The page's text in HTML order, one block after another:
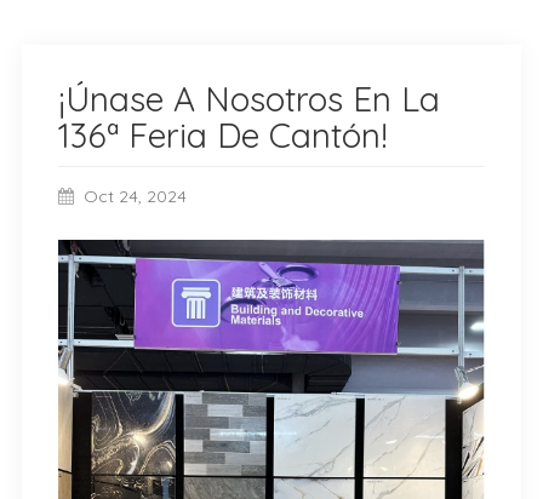
¡Únase A Nosotros En La
136ª Feria De Cantón!
Oct 24, 2024